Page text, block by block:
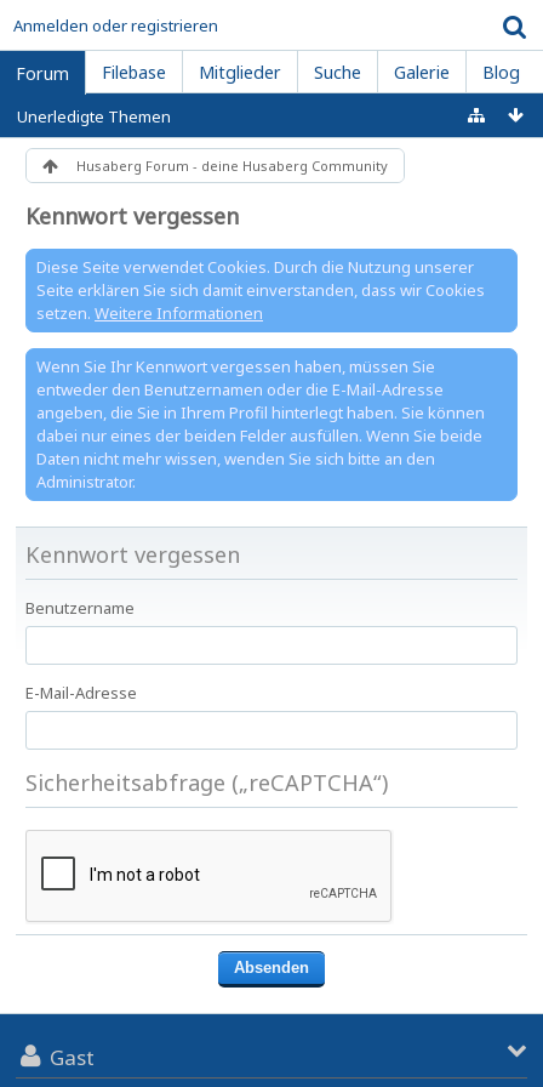
Anmelden oder registrieren
Forum Filebase Mitglieder Suche Galerie Blog
Unerledigte Themen
Husaberg Forum - deine Husaberg Community
Kennwort vergessen
Diese Seite verwendet Cookies. Durch die Nutzung unserer
Seite erklären Sie sich damit einverstanden, dass wir Cookies
setzen. Weitere Informationen
Wenn Sie Ihr Kennwort vergessen haben, müssen Sie
entweder den Benutzernamen oder die E-Mail-Adresse
angeben, die Sie in Ihrem Profil hinterlegt haben. Sie können
dabei nur eines der beiden Felder ausfüllen. Wenn Sie beide
Daten nicht mehr wissen, wenden Sie sich bitte an den
Administrator.
Kennwort vergessen
Benutzername
E-Mail-Adresse
Sicherheitsabfrage („reCAPTCHA“)
Gast